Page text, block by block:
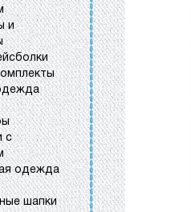
и
с
одежда
шапки